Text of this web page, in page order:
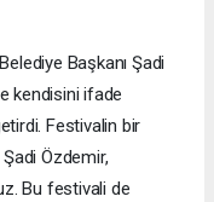
Başkanı Şadi
kendisini ifade
Festivalin bir
Özdemir,
Bu festivali de